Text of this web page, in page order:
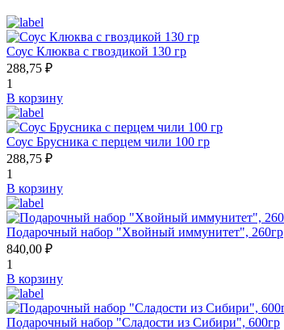
Соус Клюква с гвоздикой 130 гр
288,75 ₽
1
В корзину
Соус Брусника с перцем чили 100 гр
288,75 ₽
1
В корзину
Подарочный набор "Хвойный иммунитет", 260гр
840,00 ₽
1
В корзину
Подарочный набор "Сладости из Сибири", 600гр